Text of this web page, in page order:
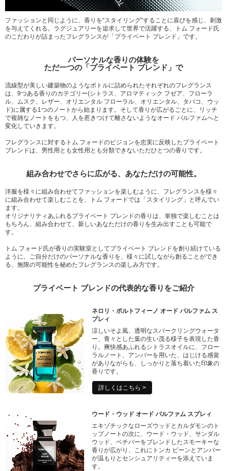
ファッションと同じように、香りを“スタイリング”することに喜びを感じ、刺激
を与えてくれる。ラグジュアリーを追求して世界で活躍する、トム フォード氏
のこだわりが詰まったフレグランスが「プライベート ブレンド」です。
パーソナルな香りの体験を
ただ一つの「プライベート ブレンド」で
流線型が美しい建築物のようなボトルに詰められたそれぞれのフレグランス
は、9つある香りのカテゴリー(シトラス、アロマティック フゼア、フローラ
ル、ムスク、レザー、オリエンタル フローラル、オリエンタル、タバコ、ウッ
ド)に属する1つのノートから始まります。そして香りが広がるごとに、リッチ
で複雑なノートをもつ、人を惹きつけて離さないようなオード パルファムへと
変化していきます。
フレグランスに対するトム フォードのビジョンを忠実に反映したプライベート
ブレンドは、男性用とも女性用とも分類できないただひとつの香りです。
組み合わせでさらに広がる、あなただけの可能性。
洋服を様々に組み合わせてファッションを楽しむように、フレグランスを様々
に組み合わせて楽しむことを、トム フォードでは「スタイリング」と呼んでい
ます。
オリジナリティあふれるプライベート ブレンドの香りは、単独で楽しむことは
もちろん、組み合わせて、新しいあなただけの香りを生み出すことも可能で
す。
トム フォード氏が香りの実験室としてプライベート ブレンドを創り続けている
ように、ご自分だけのパーソナルな香りを、様々に試しながら創ることができ
る、無限の可能性を秘めたフレグランスの楽しみ方です。
プライベート ブレンドの代表的な香りをご紹介
ネロリ・ポルトフィーノ オード パルファム ス
プレィ
涼しいそよ風、透明なスパークリングウォータ
ー、青々とした葉の生い茂る様子を表現した香
り。爽快感あふれるシトラスオイルに、フロー
ラルノート、アンバーを用いた、はじける感覚
がありながらも、しっかりと落ち着いた印象の
香りです。
詳しくはこちら >
ウード・ウッド オード パルファム スプレィ
エキゾチックなローズウッドとカルダモンのト
ップノートの次に、ウード・ウッド、サンダル
ウッド、ベチバーをブレンドしたスモーキーな
香りが広がり、これにトンカ ビーンとアンバー
が温もりとセンシュアリティーを添えていま
す。